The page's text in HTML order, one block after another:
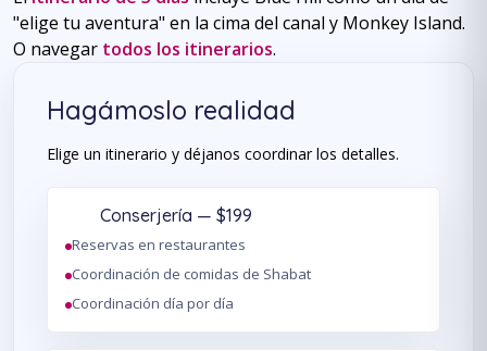
"elige tu aventura" en la cima del canal y Monkey Island.
O navegar todos los itinerarios.
Hagámoslo realidad
Elige un itinerario y déjanos coordinar los detalles.
Conserjería — $199
Reservas en restaurantes
Coordinación de comidas de Shabat
Coordinación día por día